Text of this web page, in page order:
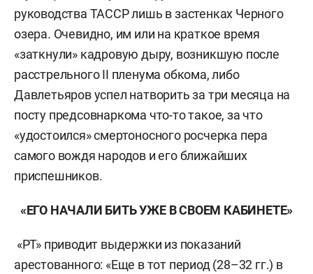
руководства ТАССР лишь в застенках Черного
озера. Очевидно, им или на краткое время
«заткнули» кадровую дыру, возникшую после
расстрельного II пленума обкома, либо
Давлетьяров успел натворить за три месяца на
посту предсовнаркома что-то такое, за что
«удостоился» смертоносного росчерка пера
самого вождя народов и его ближайших
приспешников.
«ЕГО НАЧАЛИ БИТЬ УЖЕ В СВОЕМ КАБИНЕТЕ»
«РТ» приводит выдержки из показаний
арестованного: «Еще в тот период (28–32 гг.) в